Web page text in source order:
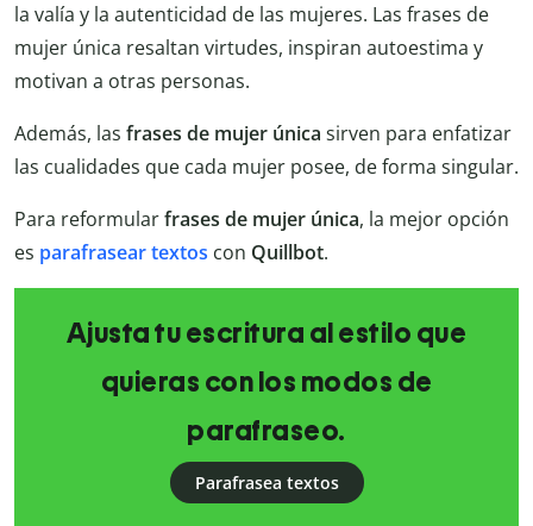
la valía y la autenticidad de las mujeres. Las frases de
mujer única resaltan virtudes, inspiran autoestima y
motivan a otras personas.
Además, las frases de mujer única sirven para enfatizar
las cualidades que cada mujer posee, de forma singular.
Para reformularfrases de mujer única, la mejor opción
es parafrasear textos con Quillbot.
Ajusta tu escritura al estilo que
quieras con los modos de
parafraseo.
Parafrasea textos